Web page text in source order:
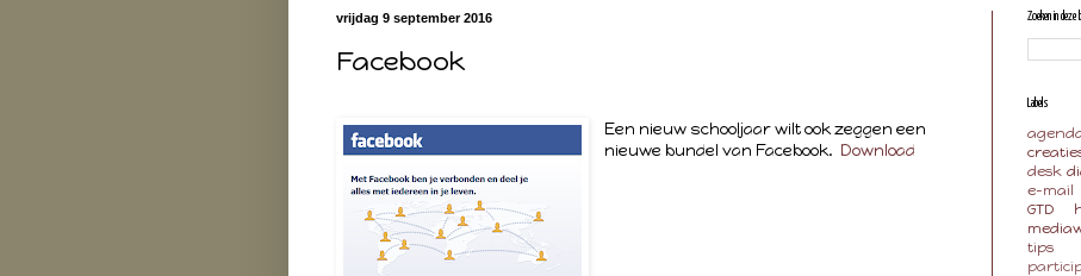
vrijdag 9 september 2016
Facebook
Een nieuw schooljaar wilt ook zeggen een
nieuwe bundel van Facebook. Download
Zoeken in deze
Labels
desk
e-mail
GTD
tips